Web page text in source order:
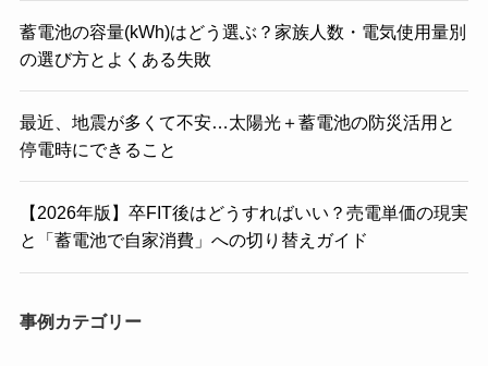
蓄電池の容量(kWh)はどう選ぶ？家族人数・電気使用量別
の選び方とよくある失敗
最近、地震が多くて不安…太陽光＋蓄電池の防災活用と
停電時にできること
【2026年版】卒FIT後はどうすればいい？売電単価の現実
と「蓄電池で自家消費」への切り替えガイド
事例カテゴリー